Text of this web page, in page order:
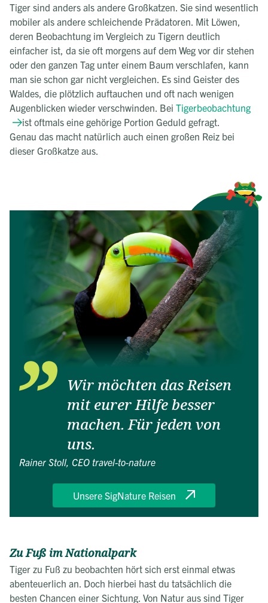
Tiger sind anders als andere Großkatzen. Sie sind wesentlich
mobiler als andere schleichende Prädatoren. Mit Löwen,
deren Beobachtung im Vergleich zu Tigern deutlich
einfacher ist, da sie oft morgens auf dem Weg vor dir stehen
oder den ganzen Tag unter einem Baum verschlafen, kann
man sie schon gar nicht vergleichen. Es sind Geister des
Waldes, die plötzlich auftauchen und oft nach wenigen
Augenblicken wieder verschwinden. Bei Tigerbeobachtung
ist oftmals eine gehörige Portion Geduld gefragt.
Genau das macht natürlich auch einen großen Reiz bei
dieser Großkatze aus.
Wir möchten das Reisen
mit eurer Hilfe besser
machen. Für jeden von
uns.
Rainer Stoll, CEO travel-to-nature
Unsere SigNature Reisen
Zu Fuß im Nationalpark
Tiger zu Fuß zu beobachten hört sich erst einmal etwas
abenteuerlich an. Doch hierbei hast du tatsächlich die
besten Chancen einer Sichtung. Von Natur aus sind Tiger